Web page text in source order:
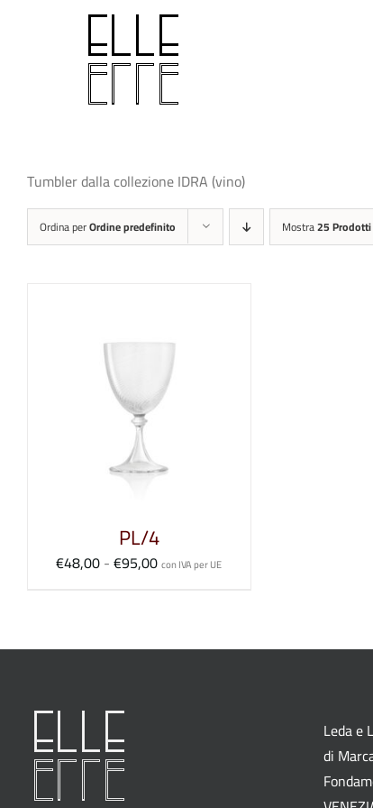
Tumbler dalla collezione IDRA (vino)
Ordina perOrdine predefinito Mostra25 Prodotti
PL/4
€48,00-€95,00Fascia
con IVA per UE
Leda e
di